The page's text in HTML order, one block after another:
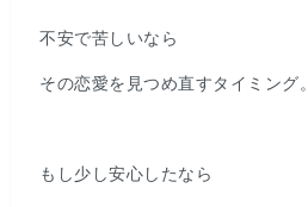
不安で苦しいなら
その恋愛を見つめ直すタイミング。
もし少し安心したなら